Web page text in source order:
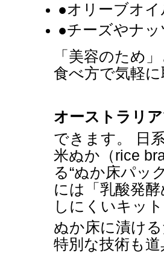
●オリーブオ
●チーズやナ
「美容のため
食べ方で気軽
オーストラリ
できます。 日
米ぬか（rice
る“ぬか床パッ
には「乳酸発
しにくいキッ
ぬか床に漬け
特別な技術も